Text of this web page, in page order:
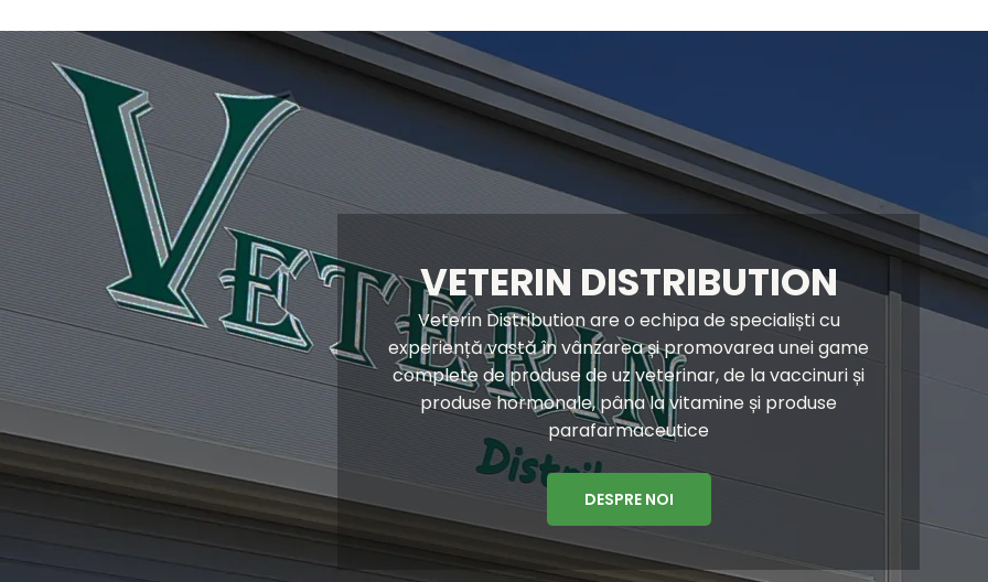
VETERIN DISTRIBUTION
Veterin Distribution are o echipa de specialiști cu
experiență vastă în vânzarea și promovarea unei game
complete de produse de uz veterinar, de la vaccinuri și
produse hormonale, pâna la vitamine și produse
parafarmaceutice
DESPRE NOI